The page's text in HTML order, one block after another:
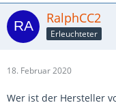
RalphCC2
Erleuchteter
18. Februar 2020
Wer ist der Hersteller